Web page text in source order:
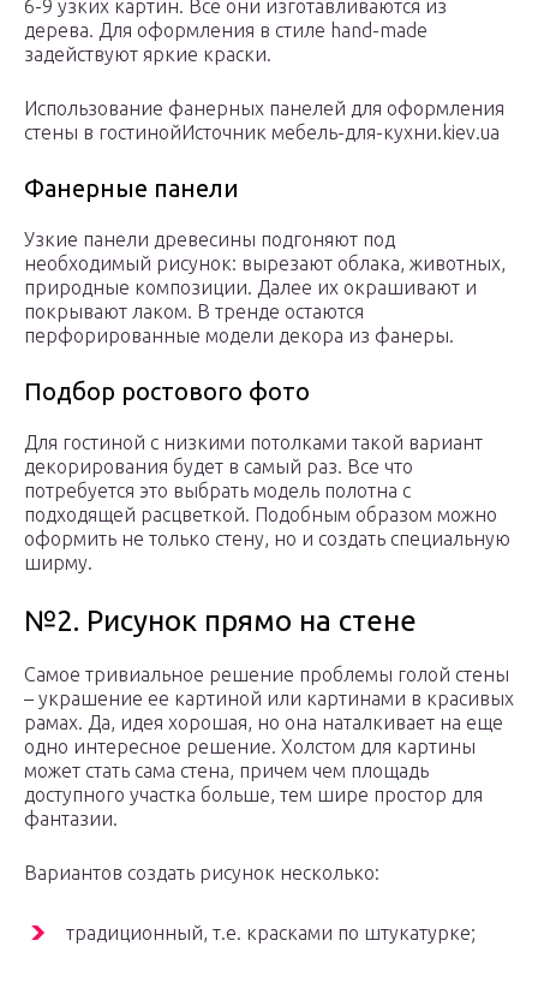
6-9 узких картин. Все они изготавливаются из
дерева. Для оформления в стиле hand-made
задействуют яркие краски.
Использование фанерных панелей для оформления
стены в гостинойИсточник мебель-для-кухни.kiev.ua
Фанерные панели
Узкие панели древесины подгоняют под
необходимый рисунок: вырезают облака, животных,
природные композиции. Далее их окрашивают и
покрывают лаком. В тренде остаются
перфорированные модели декора из фанеры.
Подбор ростового фото
Для гостиной с низкими потолками такой вариант
декорирования будет в самый раз. Все что
потребуется это выбрать модель полотна с
подходящей расцветкой. Подобным образом можно
оформить не только стену, но и создать специальную
ширму.
№2. Рисунок прямо на стене
Самое тривиальное решение проблемы голой стены
– украшение ее картиной или картинами в красивых
рамах. Да, идея хорошая, но она наталкивает на еще
одно интересное решение. Холстом для картины
может стать сама стена, причем чем площадь
доступного участка больше, тем шире простор для
фантазии.
Вариантов создать рисунок несколько:
традиционный, т.е. красками по штукатурке;